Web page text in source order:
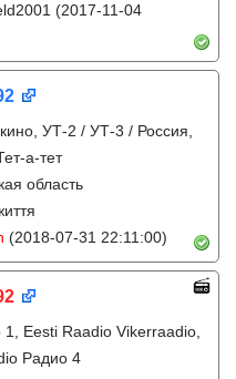
(2017-11-04
УТ-2 / УТ-3 / Россия,
а-тет
область
(2018-07-31 22:11:00)
1, Eesti Raadio Vikerraadio,
Радио 4